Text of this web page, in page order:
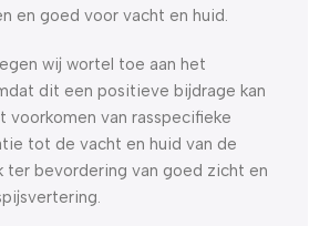
en goed voor vacht en huid.
wij wortel toe aan het
dit een positieve bijdrage kan
voorkomen van rasspecifieke
tot de vacht en huid van de
ter bevordering van goed zicht en